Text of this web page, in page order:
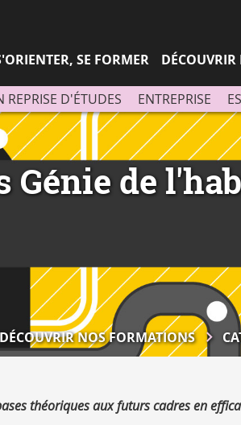
SE FORMER DÉCOUVRIR
REPRISE D'ÉTUDES ENTREPRISE
Génie de
DÉCOUVRIR NOS FORMATIONS
théoriques aux futurs cadres en